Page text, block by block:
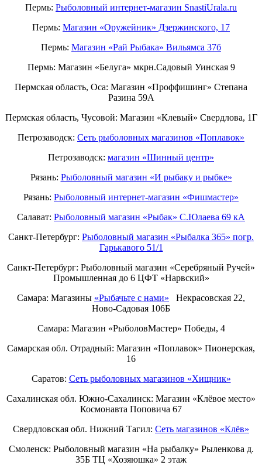
Пермь: Рыболовный интернет-магазин SnastiUrala.ru
Пермь: Магазин «Оружейник» Дзержинского, 17
Пермь: Магазин «Рай Рыбака» Вильямса 37б
Пермь: Магазин «Белуга» мкрн.Садовый Уинская 9
Пермская область, Оса: Магазин «Проффишинг» Степана
Разина 59А
Пермская область, Чусовой: Магазин «Клевый» Свердлова, 1Г
Петрозаводск: Сеть рыболовных магазинов «Поплавок»
Петрозаводск: магазин «Шинный центр»
Рязань: Рыболовный магазин «И рыбаку и рыбке»
Рязань: Рыболовный интернет-магазин «Фишмастер»
Салават: Рыболовный магазин «Рыбак» С.Юлаева 69 кА
Санкт-Петербург: Рыболовный магазин «Рыбалка 365» погр.
Гарькавого 51/1
Санкт-Петербург: Рыболовный магазин «Серебряный Ручей»
Промышленная до 6 ЦФТ «Нарвский»
Самара: Магазины «Рыбачьте с нами» Некрасовская 22,
Ново-Садовая 106Б
Самара: Магазин «РыболовМастер» Победы, 4
Самарская обл. Отрадный: Магазин «Поплавок» Пионерская,
16
Саратов: Сеть рыболовных магазинов «Хищник»
Сахалинская обл. Южно-Сахалинск: Магазин «Клёвое место»
Космонавта Поповича 67
Свердловская обл. Нижний Тагил: Cеть магазинов «Клёв»
Смоленск: Рыболовный магазин «На рыбалку» Рыленкова д.
35Б ТЦ «Хозяюшка» 2 этаж